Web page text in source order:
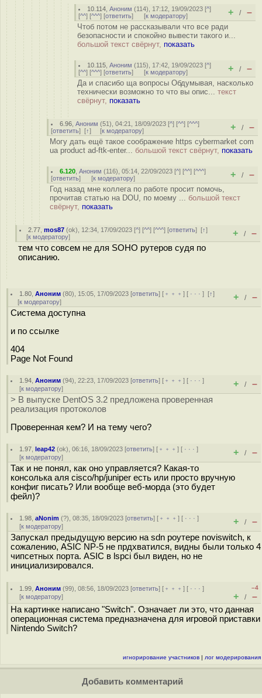
10.114 ,Аноним (114), 17:12, 19/09/2023 [^]
[^^] [^^^] [ответить] [к модератору] + / –
Чтоб потом не рассказывали что все ради
безопасности и спокойно вывести такого и...
большой текст свёрнут, показать
10.115 ,Аноним (115), 17:42, 19/09/2023 [^]
[^^] [^^^] [ответить] [к модератору] + / –
Да и спасибо ща вопросы Обдумывая, насколько
технически возможно то что вы опис... текст
свёрнут, показать
6.96 ,Аноним (51), 04:21, 18/09/2023 [^] [^^] [^^^]
[ответить] [↑] [к модератору] + / –
Могу дать ещё такое соображение https cybermarket com
ua product ad-ftk-enter... большой текст свёрнут, показать
6.120 ,Аноним (116), 05:14, 22/09/2023 [^] [^^] [^^^]
[ответить] [к модератору] + / –
Год назад мне коллега по работе просит помочь,
прочитав статью на DOU, по моему ... большой текст
свёрнут, показать
2.77 ,mos87 (ok), 12:34, 17/09/2023 [^] [^^] [^^^] [ответить][↑]
[к модератору] + / –
тем что совсем не для SOHO рутеров судя по
описанию.
1.80 ,Аноним (80), 15:05, 17/09/2023 [ответить] [ ﹢﹢﹢] [ · · ·][↑]
[к модератору] + / –
Система доступна
и по ссылке
404
Page Not Found
1.94 ,Аноним (94), 22:23, 17/09/2023 [ответить] [ ﹢﹢﹢] [ · · ·]
[к модератору] + / –
> В выпуске DentOS 3.2 предложена проверенная
реализация протоколов
Проверенная кем? И на тему чего?
1.97 ,leap42 (ok), 06:16, 18/09/2023 [ответить] [ ﹢﹢﹢] [ · · ·]
[к модератору] + / –
Так и не понял, как оно управляется? Какая-то
консолька аля cisco/hp/juniper есть или просто вручную
конфиг писать? Или вообще веб-морда (это будет
фейл)?
1.98 ,aNonim (?), 08:35, 18/09/2023 [ответить] [ ﹢﹢﹢] [ · · ·]
[к модератору] + / –
Запускал предыдущую версию на sdn роутере noviswitch, к
сожалению, ASIC NP-5 не прдхватился, видны были только 4
чипсетных порта. ASIC в lspci был виден, но не
инициализировался.
1.99 ,Аноним (99), 08:56, 18/09/2023 [ответить] [ ﹢﹢﹢] [ · · ·]
[к модератору]
–4
+ / –
На картинке написано "Switch". Означает ли это, что данная
операционная система предназначена для игровой приставки
Nintendo Switch?
игнорирование участников | лог модерирования
Добавить комментарий